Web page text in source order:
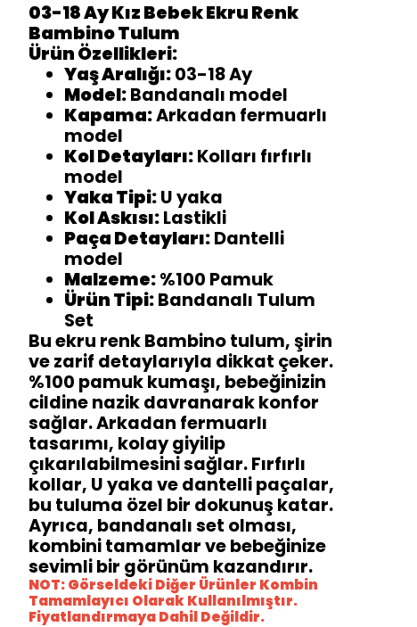
03-18 Ay Kız Bebek Ekru Renk
Bambino Tulum
Ürün Özellikleri:
Yaş Aralığı:03-18 Ay
Model:Bandanalı model
Kapama:Arkadan fermuarlı
model
Kol Detayları:Kolları fırfırlı
model
Yaka Tipi:U yaka
Kol Askısı:Lastikli
Paça Detayları:Dantelli
model
Malzeme:%100 Pamuk
Ürün Tipi:Bandanalı Tulum
Set
Bu ekru renk Bambino tulum, şirin
ve zarif detaylarıyla dikkat çeker.
%100 pamuk kumaşı, bebeğinizin
cildine nazik davranarak konfor
sağlar. Arkadan fermuarlı
tasarımı, kolay giyilip
çıkarılabilmesini sağlar. Fırfırlı
kollar, U yaka ve dantelli paçalar,
bu tuluma özel bir dokunuş katar.
Ayrıca, bandanalı set olması,
kombini tamamlar ve bebeğinize
sevimli bir görünüm kazandırır.
NOT: Görseldeki Diğer Ürünler Kombin
Tamamlayıcı Olarak Kullanılmıştır.
Fiyatlandırmaya Dahil Değildir.